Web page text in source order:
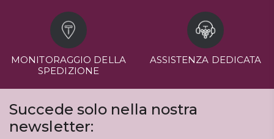
MONITORAGGIO DELLA
SPEDIZIONE
ASSISTENZA DEDICATA
Succede solo nella nostra
newsletter: